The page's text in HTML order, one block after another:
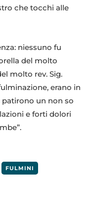
che tocchi alle
niessuno fu
del molto
molto rev. Sig.
erano in
un non so
e forti dolori
FULMINI